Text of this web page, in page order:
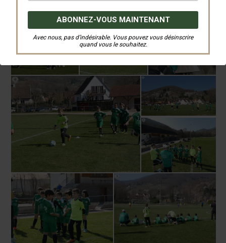
Avec nous, pas d’indésirable. Vous pouvez vous désinscrire
quand vous le souhaitez.